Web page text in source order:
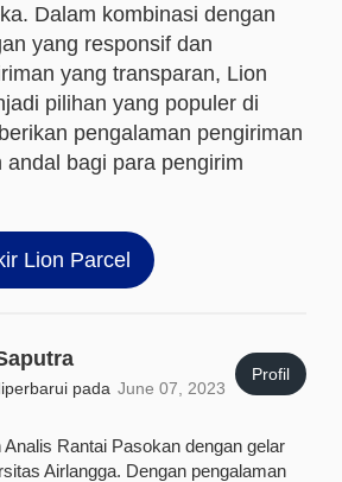
Dalam kombinasi dengan
yang responsif dan
yang transparan, Lion
pilihan yang populer di
pengalaman pengiriman
andal bagi para pengirim
Lion Parcel
pada June 07, 2023
Profil
Rantai Pasokan dengan gelar
Airlangga. Dengan pengalaman